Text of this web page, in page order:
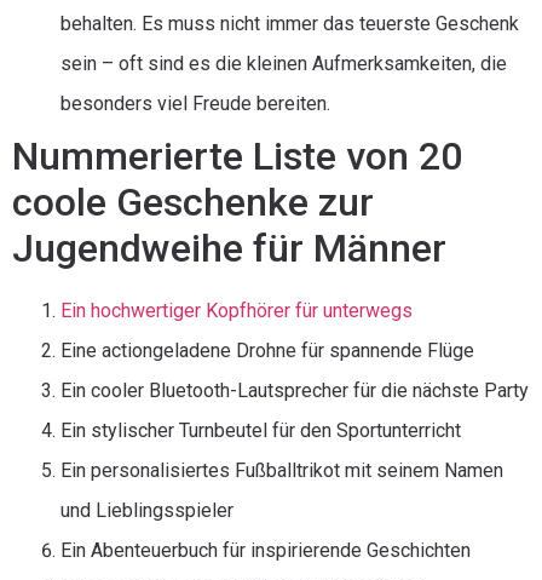
behalten. Es muss nicht immer das teuerste Geschenk
sein – oft sind es die kleinen Aufmerksamkeiten, die
besonders viel Freude bereiten.
Nummerierte Liste von 20
coole Geschenke zur
Jugendweihe für Männer
Ein hochwertiger Kopfhörer für unterwegs
Eine actiongeladene Drohne für spannende Flüge
Ein cooler Bluetooth-Lautsprecher für die nächste Party
Ein stylischer Turnbeutel für den Sportunterricht
Ein personalisiertes Fußballtrikot mit seinem Namen
und Lieblingsspieler
Ein Abenteuerbuch für inspirierende Geschichten